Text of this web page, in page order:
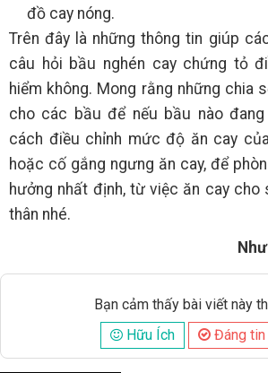
đồ cay nóng.
Trên đây là những thông tin giúp
câu hỏi bầu nghén cay chứng tỏ
hiểm không. Mong rằng những chia
cho các bầu để nếu bầu nào
cách điều chỉnh mức độ ăn cay
hoặc cố gắng ngưng ăn cay, để
hưởng nhất định, từ việc ăn cay cho
thân nhé.
Bạn cảm thấy bài viết này
Hữu Ích
Đáng